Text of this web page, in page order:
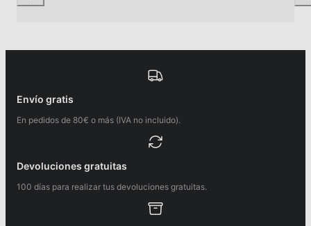
Envío gratis
En pedidos de 80€ o más (IVA no incluido).
Devoluciones gratuitas
100 días para realizar tus devoluciones gratuitas.